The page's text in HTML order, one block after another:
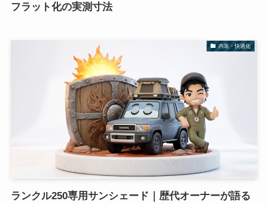
フラット化の実測寸法
内装・快適化
ランクル250専用サンシェード｜歴代オーナーが語る